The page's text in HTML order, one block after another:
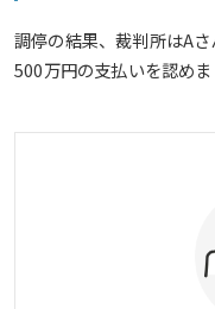
調停の結果、裁判所はA
500万円の支払いを認めま